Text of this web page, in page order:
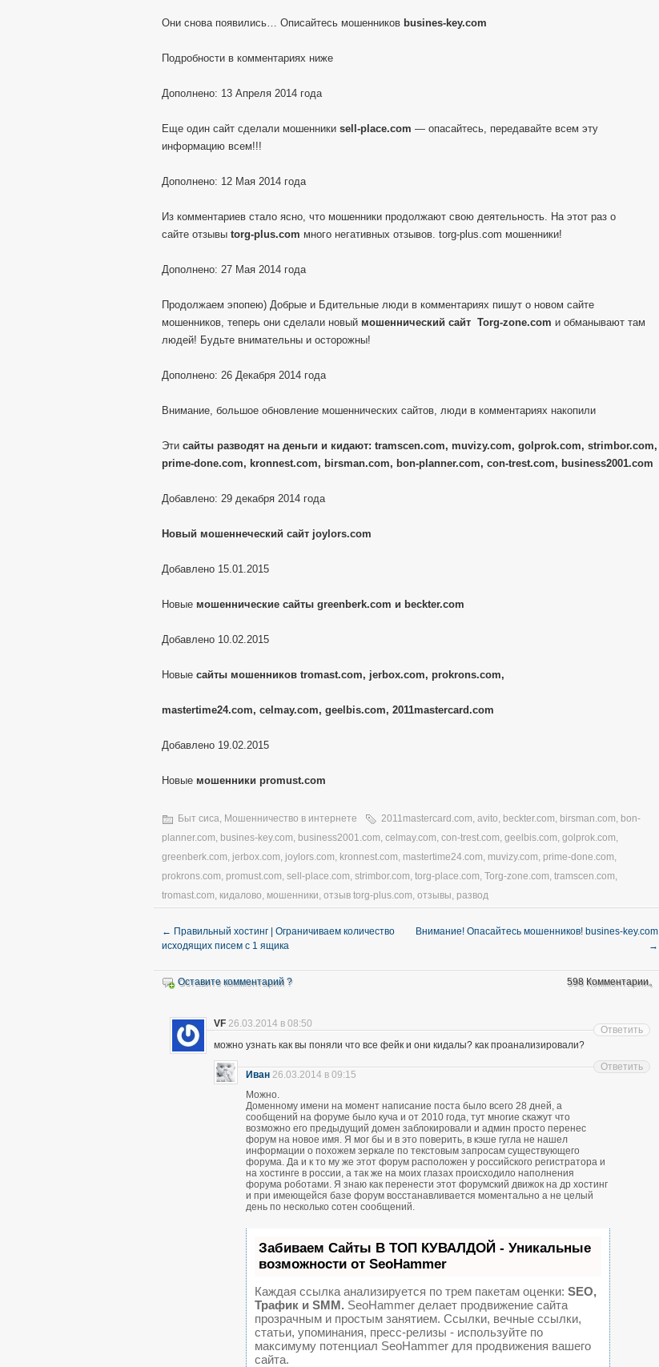
Они снова появились… Описайтесь мошенников busines-key.com
Подробности в комментариях ниже
Дополнено: 13 Апреля 2014 года
Еще один сайт сделали мошенники sell-place.com — опасайтесь, передавайте всем эту
информацию всем!!!
Дополнено: 12 Мая 2014 года
Из комментариев стало ясно, что мошенники продолжают свою деятельность. На этот раз о
сайте отзывы torg-plus.com много негативных отзывов. torg-plus.com мошенники!
Дополнено: 27 Мая 2014 года
Продолжаем эпопею) Добрые и Бдительные люди в комментариях пишут о новом сайте
мошенников, теперь они сделали новый мошеннический сайт Torg-zone.com и обманывают там
людей! Будьте внимательны и осторожны!
Дополнено: 26 Декабря 2014 года
Внимание, большое обновление мошеннических сайтов, люди в комментариях накопили
Эти сайты разводят на деньги и кидают: tramscen.com, muvizy.com, golprok.com, strimbor.com,
prime-done.com, kronnest.com, birsman.com, bon-planner.com, con-trest.com, business2001.com
Добавлено: 29 декабря 2014 года
Новый мошеннеческий сайт joylors.com
Добавлено 15.01.2015
Новые мошеннические сайты greenberk.com и beckter.com
Добавлено 10.02.2015
Новые сайты мошенников tromast.com, jerbox.com, prokrons.com,
mastertime24.com, celmay.com, geelbis.com, 2011mastercard.com
Добавлено 19.02.2015
Новые мошенники promust.com
Быт сиса, Мошенничество в интернете 2011mastercard.com, avito, beckter.com, birsman.com, bon-
planner.com, busines-key.com, business2001.com, celmay.com, con-trest.com, geelbis.com, golprok.com,
greenberk.com, jerbox.com, joylors.com, kronnest.com, mastertime24.com, muvizy.com, prime-done.com,
prokrons.com, promust.com, sell-place.com, strimbor.com, torg-place.com, Torg-zone.com, tramscen.com,
tromast.com, кидалово, мошенники, отзыв torg-plus.com, отзывы, развод
← Правильный хостинг | Ограничиваем количество
исходящих писем с 1 ящика
Внимание! Опасайтесь мошенников! busines-key.com
→
Оставите комментарий ? 598 Комментарии。
VF 26.03.2014 в 08:50
можно узнать как вы поняли что все фейк и они кидалы? как проанализировали?
Ответить
Иван 26.03.2014 в 09:15
Можно.
Доменному имени на момент написание поста было всего 28 дней, а
сообщений на форуме было куча и от 2010 года, тут многие скажут что
возможно его предыдущий домен заблокировали и админ просто перенес
форум на новое имя. Я мог бы и в это поверить, в кэше гугла не нашел
информации о похожем зеркале по текстовым запросам существующего
форума. Да и к то му же этот форум расположен у российского регистратора и
на хостинге в россии, а так же на моих глазах происходило наполнения
форума роботами. Я знаю как перенести этот форумский движок на др хостинг
и при имеющейся базе форум восстанавливается моментально а не целый
день по несколько сотен сообщений.
Забиваем Сайты В ТОП КУВАЛДОЙ - Уникальные
возможности от SeoHammer
Каждая ссылка анализируется по трем пакетам оценки: SEO,
Трафик и SMM. SeoHammer делает продвижение сайта
прозрачным и простым занятием. Ссылки, вечные ссылки,
статьи, упоминания, пресс-релизы - используйте по
максимуму потенциал SeoHammer для продвижения вашего
сайта.
Ответить